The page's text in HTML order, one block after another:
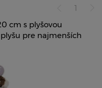
1
cm s plyšovou
pre najmenších